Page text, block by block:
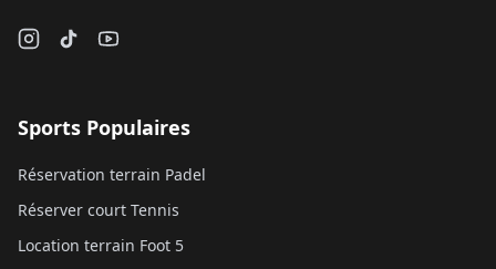
Sports Populaires
Réservation terrain Padel
Réserver court Tennis
Location terrain Foot 5